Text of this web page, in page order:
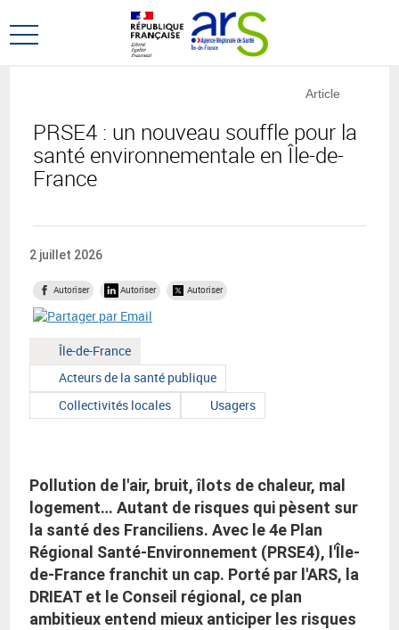
au
menu
au
contenu
Ouvrir
PRSE4 : un nouveau souffle pour la
santé environnementale en Île-de-
France
Article
2 juillet 2026
Autoriser Autoriser Autoriser
Territoire
:
Île-de-France
Type
de
public
Acteurs de la santé publique
Type
de
Collectivités locales
Type
de
Usagers
Pollution de l'air, bruit, îlots de chaleur, mal
logement… Autant de risques qui pèsent sur
la santé des Franciliens. Avec le 4e Plan
Régional Santé-Environnement (PRSE4), l'Île-
de-France franchit un cap. Porté par l'ARS, la
DRIEAT et le Conseil régional, ce plan
ambitieux entend mieux anticiper les risques